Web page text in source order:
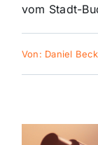
vom Stadt-
Von: Daniel